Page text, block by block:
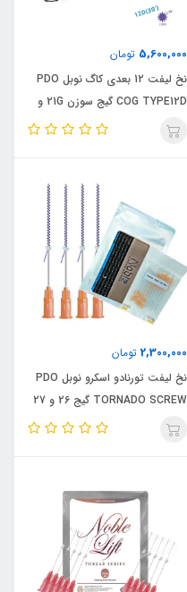
5,600,000 تومان
نخ لیفت 12 بعدی کاگ نوبل PDO
COG TYPE12D گیج سوزن 21G و
19G و 18G
2,300,000 تومان
نخ لیفت تورنادو اسکرو نوبل PDO
TORNADO SCREW گیج 26 و 27
بسته 10 عددی